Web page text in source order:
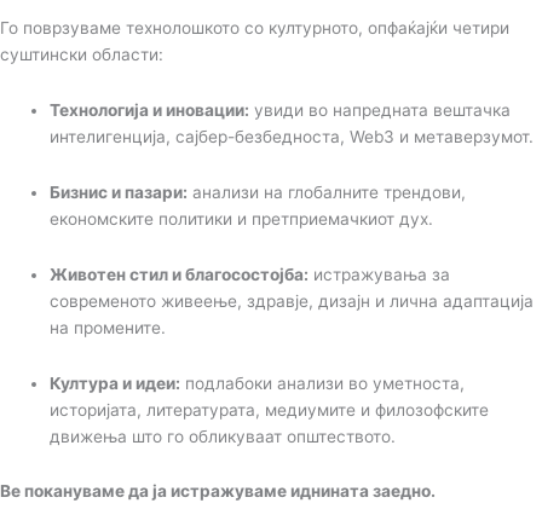
Го поврзуваме технолошкото со културното, опфаќајќи четири
суштински области:
Технологија и иновации: увиди во напредната вештачка
интелигенција, сајбер-безбедноста, Web3 и метаверзумот.
Бизнис и пазари: анализи на глобалните трендови,
економските политики и претприемачкиот дух.
Животен стил и благосостојба: истражувања за
современото живеење, здравје, дизајн и лична адаптација
на промените.
Култура и идеи: подлабоки анализи во уметноста,
историјата, литературата, медиумите и филозофските
движења што го обликуваат општеството.
Ве покануваме да ја истражуваме иднината заедно.